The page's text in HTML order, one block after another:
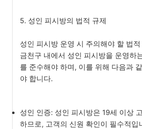
5. 성인 피시방의 법적 규제
성인 피시방 운영 시 주의해야 할 법
금천구 내에서 성인 피시방을 운영하
를 준수해야 하며, 이를 위해 다음과
야 합니다.
성인 인증: 성인 피시방은 19세 이상
하므로, 고객의 신원 확인이 필수적입